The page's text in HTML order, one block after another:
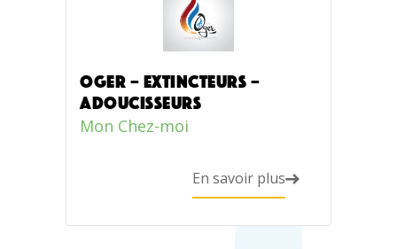
OGER – EXTINCTEURS –
ADOUCISSEURS
Mon Chez-moi
En savoir plus